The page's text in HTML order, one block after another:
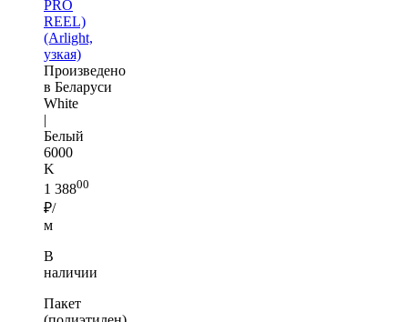
PRO
REEL)
(Arlight,
узкая)
Произведено
в Беларуси
White
|
Белый
6000
K
1 38800
₽/
м
В
наличии
Пакет